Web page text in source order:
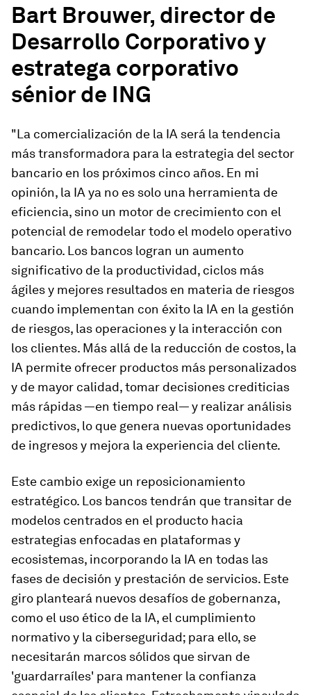
Bart Brouwer, director de
Desarrollo Corporativo y
estratega corporativo
sénior de ING
"La comercialización de la IA será la tendencia
más transformadora para la estrategia del sector
bancario en los próximos cinco años. En mi
opinión, la IA ya no es solo una herramienta de
eficiencia, sino un motor de crecimiento con el
potencial de remodelar todo el modelo operativo
bancario. Los bancos logran un aumento
significativo de la productividad, ciclos más
ágiles y mejores resultados en materia de riesgos
cuando implementan con éxito la IA en la gestión
de riesgos, las operaciones y la interacción con
los clientes. Más allá de la reducción de costos, la
IA permite ofrecer productos más personalizados
y de mayor calidad, tomar decisiones crediticias
más rápidas —en tiempo real— y realizar análisis
predictivos, lo que genera nuevas oportunidades
de ingresos y mejora la experiencia del cliente.
Este cambio exige un reposicionamiento
estratégico. Los bancos tendrán que transitar de
modelos centrados en el producto hacia
estrategias enfocadas en plataformas y
ecosistemas, incorporando la IA en todas las
fases de decisión y prestación de servicios. Este
giro planteará nuevos desafíos de gobernanza,
como el uso ético de la IA, el cumplimiento
normativo y la ciberseguridad; para ello, se
necesitarán marcos sólidos que sirvan de
'guardarraíles' para mantener la confianza